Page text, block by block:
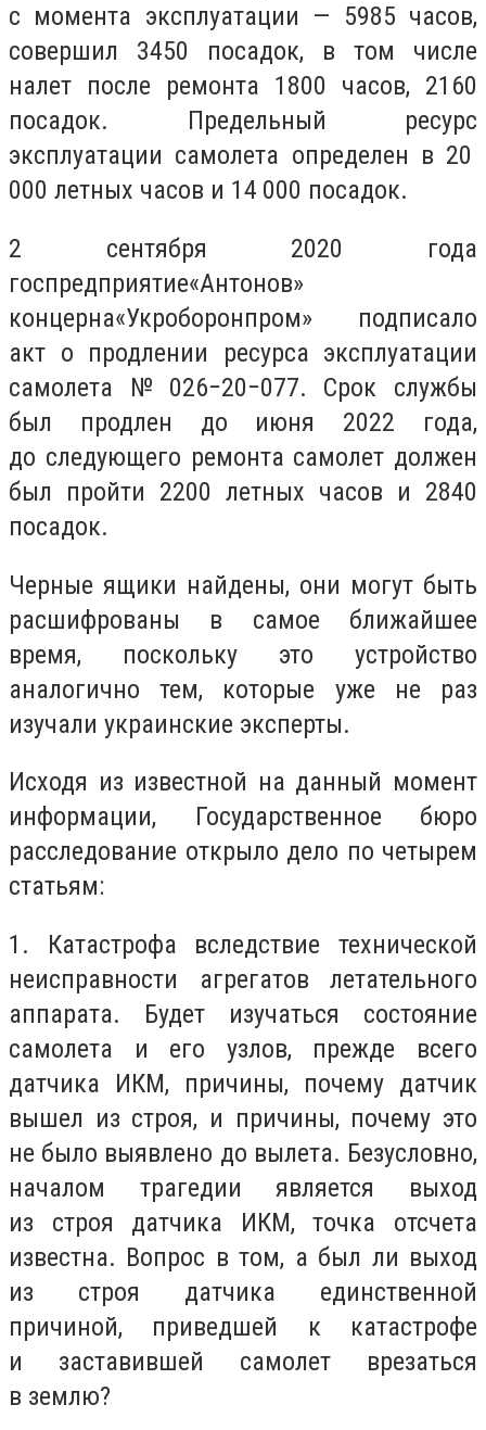
с момента эксплуатации — 5985 часов,
совершил 3450 посадок, в том числе
налет после ремонта 1800 часов, 2160
посадок. Предельный ресурс
эксплуатации самолета определен в 20
000 летных часов и 14 000 посадок.
2 сентября 2020 года
госпредприятие«Антонов»
концерна«Укроборонпром» подписало
акт о продлении ресурса эксплуатации
самолета № 026−20−077. Срок службы
был продлен до июня 2022 года,
до следующего ремонта самолет должен
был пройти 2200 летных часов и 2840
посадок.
Черные ящики найдены, они могут быть
расшифрованы в самое ближайшее
время, поскольку это устройство
аналогично тем, которые уже не раз
изучали украинские эксперты.
Исходя из известной на данный момент
информации, Государственное бюро
расследование открыло дело по четырем
статьям:
1. Катастрофа вследствие технической
неисправности агрегатов летательного
аппарата. Будет изучаться состояние
самолета и его узлов, прежде всего
датчика ИКМ, причины, почему датчик
вышел из строя, и причины, почему это
не было выявлено до вылета. Безусловно,
началом трагедии является выход
из строя датчика ИКМ, точка отсчета
известна. Вопрос в том, а был ли выход
из строя датчика единственной
причиной, приведшей к катастрофе
и заставившей самолет врезаться
в землю?